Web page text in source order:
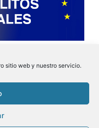
sitio web y nuestro servicio.
Instagram